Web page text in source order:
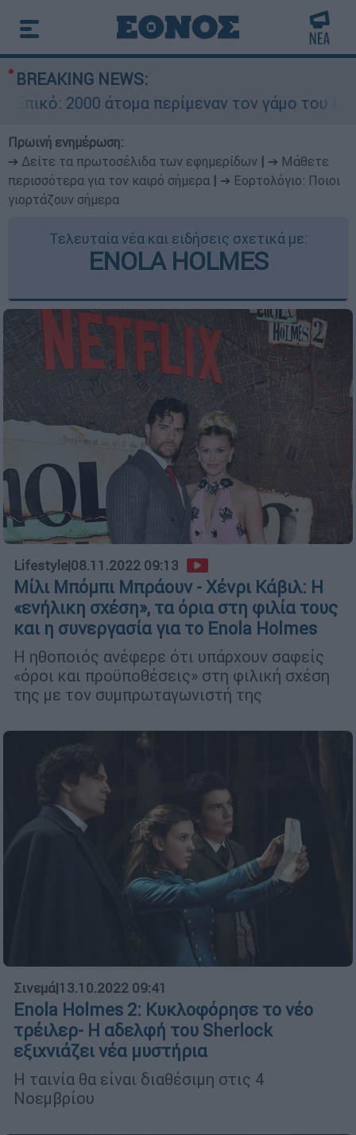
BREAKING NEWS:
2000 άτομα περίμεναν τον γάμο του
Πρωινή ενημέρωση:
➔ Δείτε τα πρωτοσέλιδα των εφημερίδων
➔ Μάθετε
περισσότερα για τον καιρό σήμερα
➔ Εορτολόγιο: Ποιοι
γιορτάζουν σήμερα
Τελευταία νέα και ειδήσεις σχετικά με:
ENOLA HOLMES
Lifestyle|08.11.2022 09:13
Μίλι Μπόμπι Μπράουν - Χένρι Κάβιλ: Η
«ενήλικη σχέση», τα όρια στη φιλία τους
και η συνεργασία για το Enola Holmes
Η ηθοποιός ανέφερε ότι υπάρχουν σαφείς
«όροι και προϋποθέσεις» στη φιλική σχέση
της με τον συμπρωταγωνιστή της
Σινεμά|13.10.2022 09:41
Enola Holmes 2: Κυκλοφόρησε το νέο
τρέιλερ- Η αδελφή του Sherlock
εξιχνιάζει νέα μυστήρια
Η ταινία θα είναι διαθέσιμη στις 4
Νοεμβρίου